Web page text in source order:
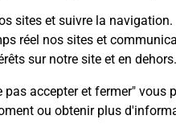
sites et suivre la navigation.
réel nos sites et
sur notre site et en dehors.
accepter et fermer"
ou obtenir plus